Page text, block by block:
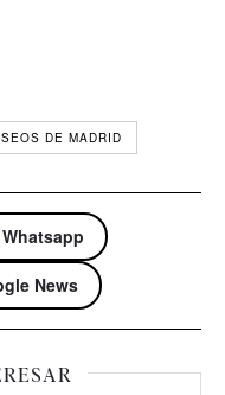
DE MADRID
News